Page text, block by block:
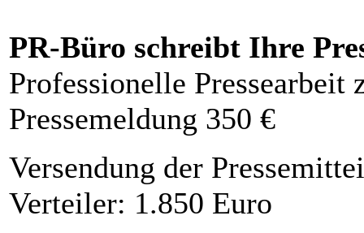
PR-Büro schreibt Ihre
Professionelle Pressearbeit
Pressemeldung 350 €
Versendung der
Verteiler: 1.850 Euro